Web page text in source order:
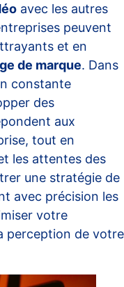
avec les autres
peuvent
et en
de marque. Dans
constante
des
aux
tout en
les attentes des
une stratégie de
avec précision les
votre
perception de votre